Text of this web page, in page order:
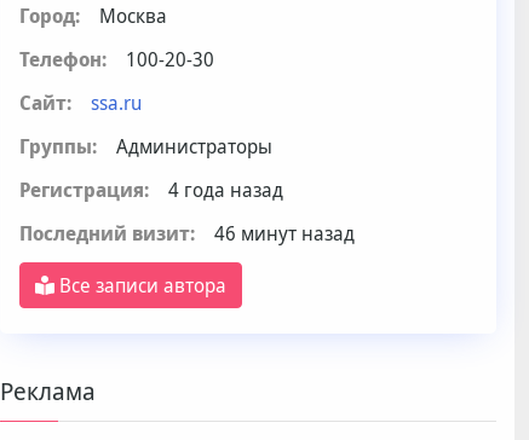
Город:
Москва
Телефон:
100-20-30
Сайт:
ssa.ru
Группы:
Администраторы
Регистрация:
4 года назад
Последний визит:
46 минут назад
Все записи автора
Реклама